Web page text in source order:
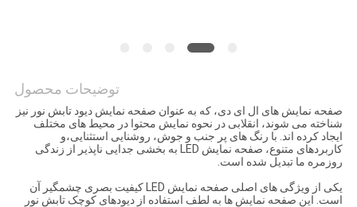
توضیحات محصول
صفحه نمایش های ال ای دی، که به عنوان صفحه نمایش دیود تابش نور نیز
شناخته می شوند، انقلابی در نحوه نمایش محتوا در محیط های مختلف
ایجاد کرده اند. با رنگ های پر جنب و جوش، روشنایی استثنایی،و
کاربردهای متنوع، صفحه نمایش LED به بخشی جدایی ناپذیر از زندگی
روزمره ما تبدیل شده است.
یکی از ویژگی های اصلی صفحه نمایش LED کیفیت بصری چشمگیر آن
است. این صفحه نمایش ها به لطف استفاده از دیودهای کوچک تابش نور